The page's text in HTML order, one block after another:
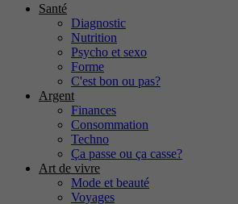
Santé
Diagnostic
Nutrition
Psycho et sexo
Forme
C'est bon ou pas?
Argent
Finances
Consommation
Techno
Ça passe ou ça casse?
Art de vivre
Mode et beauté
Voyages